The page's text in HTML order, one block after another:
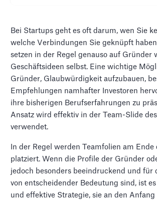
Bei Startups geht es oft darum, wen Sie
welche Verbindungen Sie geknüpft
setzen in der Regel genauso auf Gründer
Geschäftsideen selbst. Eine wichtige
Gründer, Glaubwürdigkeit aufzubauen,
Empfehlungen namhafter Investoren
ihre bisherigen Berufserfahrungen zu
Ansatz wird effektiv in der Team-Slide
verwendet.
In der Regel werden Teamfolien am Ende
platziert. Wenn die Profile der Gründer
jedoch besonders beeindruckend und für
von entscheidender Bedeutung sind, ist
und effektive Strategie, sie an den Anfang